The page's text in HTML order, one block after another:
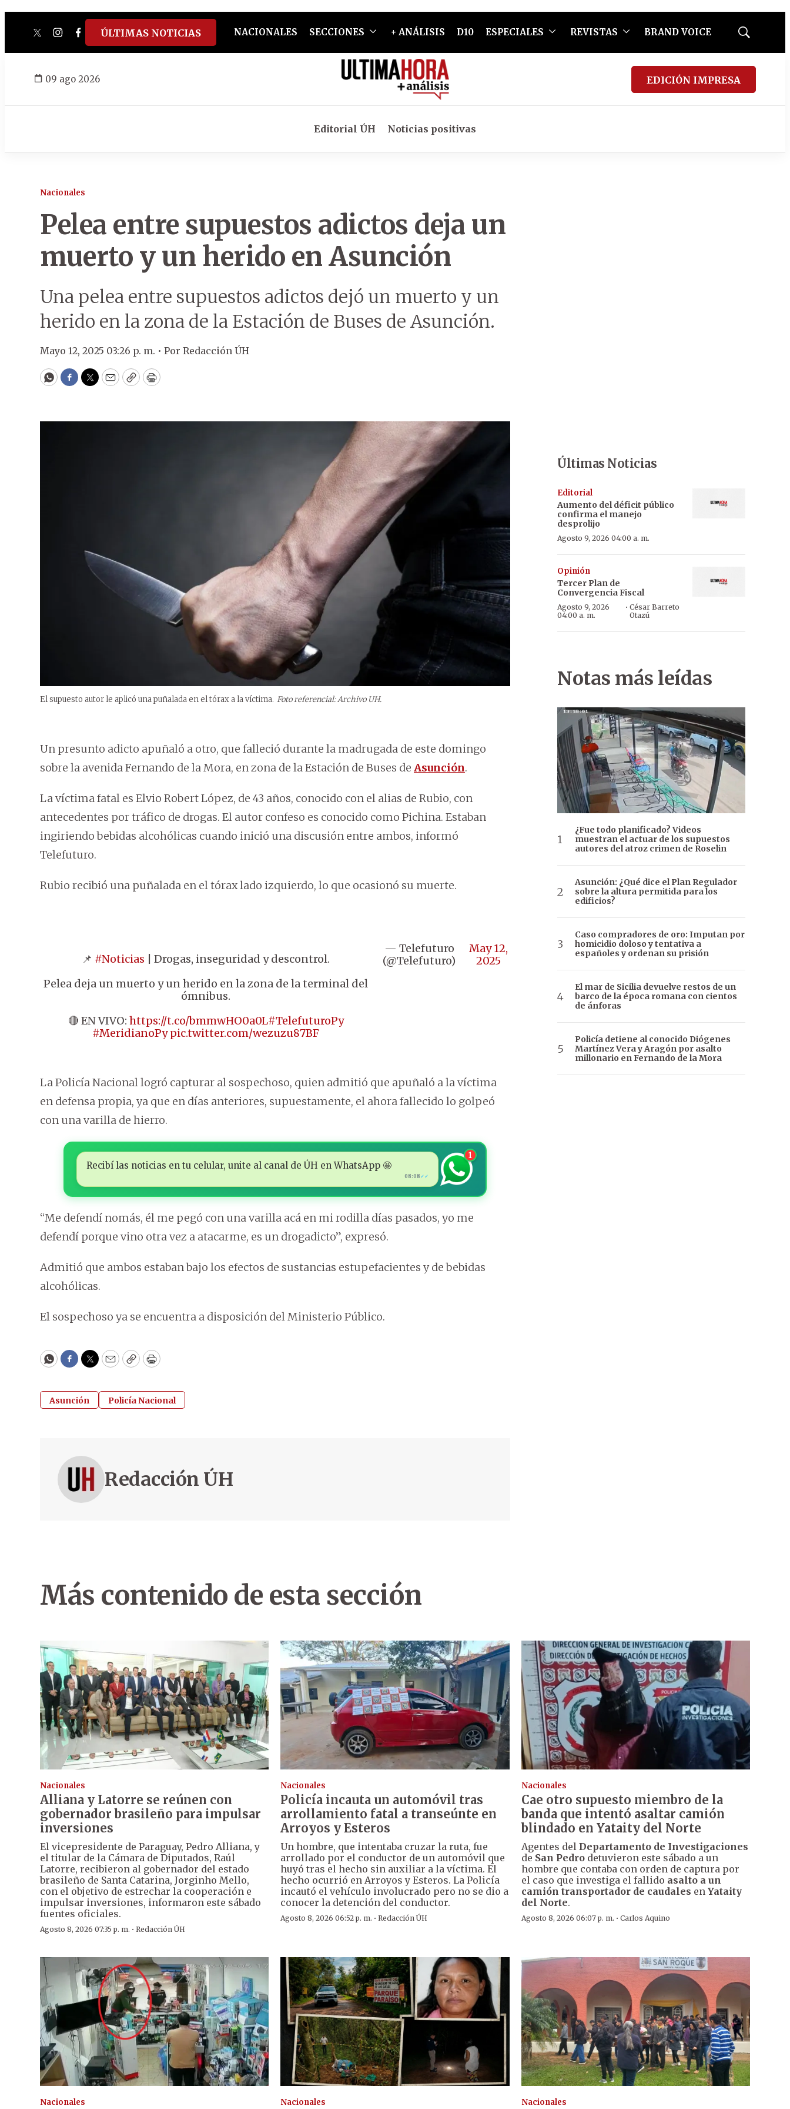
twitterinstagram
facebook
tiktokyoutube
spotify
ÚLTIMAS NOTICIAS NACIONALES SECCIONES + ANÁLISIS D10 ESPECIALES REVISTAS BRAND VOICE
Mostrar
09 ago 2026 EDICIÓN IMPRESA
Editorial ÚH Noticias positivas
Nacionales
Pelea entre supuestos adictos deja un
muerto y un herido en Asunción
Una pelea entre supuestos adictos dejó un muerto y un
herido en la zona de la Estación de Buses de Asunción.
Mayo 12, 2025 03:26 p. m. • Por Redacción ÚH
WhatsApp
Facebook
Twitter
EmailCopyPrint
El supuesto autor le aplicó una puñalada en el tórax a la víctima. Foto referencial: Archivo UH.
Un presunto adicto apuñaló a otro, que falleció durante la madrugada de este domingo
sobre la avenida Fernando de la Mora, en zona de la Estación de Buses de Asunción.
La víctima fatal es Elvio Robert López, de 43 años, conocido con el alias de Rubio, con
antecedentes por tráfico de drogas. El autor confeso es conocido como Pichina. Estaban
ingiriendo bebidas alcohólicas cuando inició una discusión entre ambos, informó
Telefuturo.
Rubio recibió una puñalada en el tórax lado izquierdo, lo que ocasionó su muerte.
📌 #Noticias | Drogas, inseguridad y descontrol.
Pelea deja un muerto y un herido en la zona de la terminal del
ómnibus.
🔴 EN VIVO: https://t.co/bmmwHO0a0L#TelefuturoPy
#MeridianoPy pic.twitter.com/wezuzu87BF
— Telefuturo
(@Telefuturo)
May 12,
2025
La Policía Nacional logró capturar al sospechoso, quien admitió que apuñaló a la víctima
en defensa propia, ya que en días anteriores, supuestamente, el ahora fallecido lo golpeó
con una varilla de hierro.
Recibí las noticias en tu celular, unite al canal de ÚH en WhatsApp 🤩
08:08 ✓✓
1
“Me defendí nomás, él me pegó con una varilla acá en mi rodilla días pasados, yo me
defendí porque vino otra vez a atacarme, es un drogadicto”, expresó.
Admitió que ambos estaban bajo los efectos de sustancias estupefacientes y de bebidas
alcohólicas.
El sospechoso ya se encuentra a disposición del Ministerio Público.
WhatsApp
Facebook
Twitter
EmailCopyPrint
Asunción Policía Nacional
Redacción ÚH
Últimas Noticias
Editorial
Aumento del déficit público
confirma el manejo
desprolijo
Agosto 9, 2026 04:00 a. m.
Opinión
Tercer Plan de
Convergencia Fiscal
Agosto 9, 2026
04:00 a. m.
· César Barreto
Otazú
Notas más leídas
¿Fue todo planificado? Videos
muestran el actuar de los supuestos
autores del atroz crimen de Roselin
Asunción: ¿Qué dice el Plan Regulador
sobre la altura permitida para los
edificios?
Caso compradores de oro: Imputan por
homicidio doloso y tentativa a
españoles y ordenan su prisión
El mar de Sicilia devuelve restos de un
barco de la época romana con cientos
de ánforas
Policía detiene al conocido Diógenes
Martínez Vera y Aragón por asalto
millonario en Fernando de la Mora
Más contenido de esta sección
Nacionales
Alliana y Latorre se reúnen con
gobernador brasileño para impulsar
inversiones
El vicepresidente de Paraguay, Pedro Alliana, y
el titular de la Cámara de Diputados, Raúl
Latorre, recibieron al gobernador del estado
brasileño de Santa Catarina, Jorginho Mello,
con el objetivo de estrechar la cooperación e
impulsar inversiones, informaron este sábado
fuentes oficiales.
Agosto 8, 2026 07:35 p. m. · Redacción ÚH
Nacionales
Policía incauta un automóvil tras
arrollamiento fatal a transeúnte en
Arroyos y Esteros
Un hombre, que intentaba cruzar la ruta, fue
arrollado por el conductor de un automóvil que
huyó tras el hecho sin auxiliar a la víctima. El
hecho ocurrió en Arroyos y Esteros. La Policía
incautó el vehículo involucrado pero no se dio a
conocer la detención del conductor.
Agosto 8, 2026 06:52 p. m. ·Redacción ÚH
Nacionales
Cae otro supuesto miembro de la
banda que intentó asaltar camión
blindado en Yataity del Norte
Agentes del Departamento de Investigaciones
de San Pedrodetuvieron este sábado a un
hombre que contaba con orden de captura por
el caso que investiga el fallido asalto a un
camión transportador de caudales en Yataity
del Norte.
Agosto 8, 2026 06:07 p. m. · Carlos Aquino
Nacionales Nacionales Nacionales